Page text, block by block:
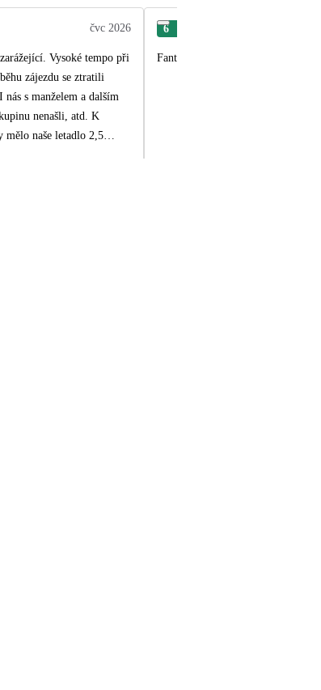
čvc 2026
Vysoké tempo při
zájezdu se ztratili
s manželem a dalším
nenašli, atd. K
mělo naše letadlo 2,5
6
Fantastická průvodkyně,skvělý